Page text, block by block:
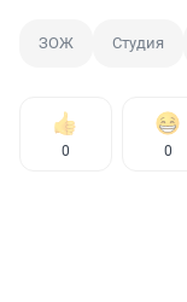
ЗОЖ Студия
0 0